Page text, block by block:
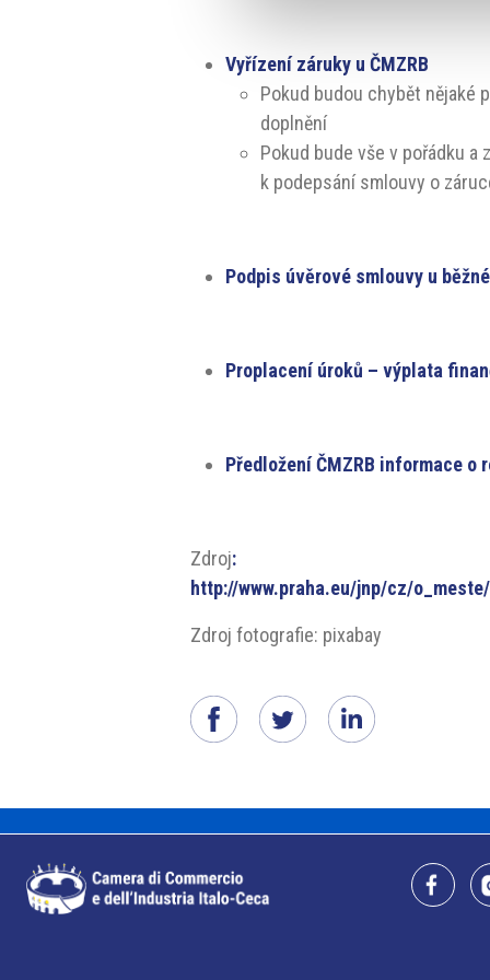
Vyřízení záruky u ČMZRB
Pokud budou chybět nějaké
doplnění
Pokud bude vše v pořádku a
k podepsání smlouvy o
Podpis úvěrové smlouvy u
Proplacení úroků – výplata
Předložení ČMZRB informace o
Zdroj:
http://www.praha.eu/jnp/cz/
Zdroj fotografie: pixabay